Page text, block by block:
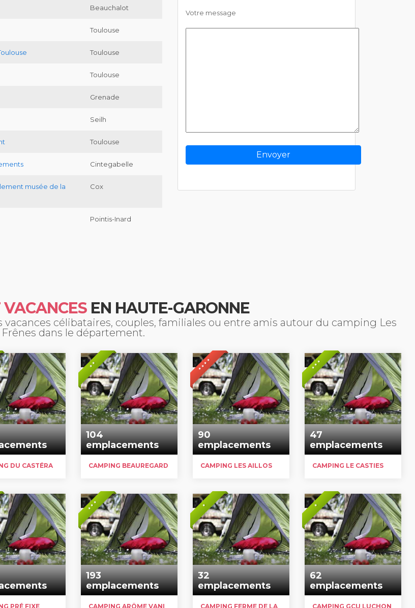
Beauchalot
Toulouse
Toulouse
Toulouse
Grenade
Seilh
Toulouse
Cintegabelle
musée de la
Cox
Pointis-Inard
Votre message
EN HAUTE-GARONNE
célibataires, couples, familiales ou entre amis autour du camping Les
Frênes dans le département.
DU CASTÉRA
* *
104
emplacements
CAMPING BEAUREGARD
* * * *
90
emplacements
CAMPING LES AILLOS
* * *
47
emplacements
CAMPING LE CASTIES
PRÉ FIXE
* * *
193
emplacements
*
32
emplacements
*
62
emplacements
CAMPING GCU LUCHON